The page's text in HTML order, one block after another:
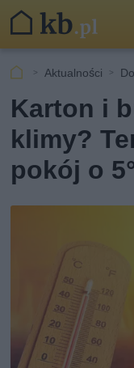
Aktualności
Karton i
klimy?
pokój o